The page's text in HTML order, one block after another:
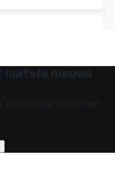
laatste nieuws
exclusieve tickets en